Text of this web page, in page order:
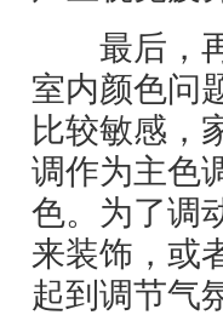
最后，再
室内颜色问
比较敏感，
调作为主色
色。为了调
来装饰，或
起到调节气